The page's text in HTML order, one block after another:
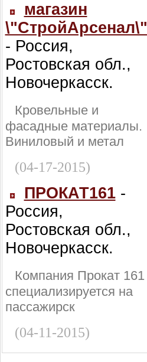
магазин
\"СтройАрсенал\"
- Россия,
Ростовская обл.,
Новочеркасск.
Кровельные и
фасадные материалы.
Виниловый и метал
(04-17-2015)
ПРОКАТ161-
Россия,
Ростовская обл.,
Новочеркасск.
Компания Прокат 161
специализируется на
пассажирск
(04-11-2015)